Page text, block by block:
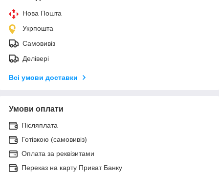
Нова Пошта
Укрпошта
Самовивіз
Делівері
Всі умови доставки
Умови оплати
Післяплата
Готівкою (самовивіз)
Оплата за реквізитами
Переказ на карту Приват Банку